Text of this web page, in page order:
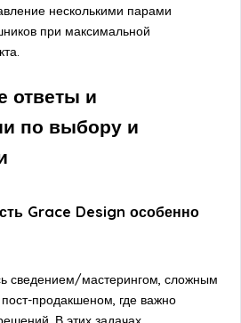
несколькими парами
при максимальной
ответы и
по выбору и
Grace Design особенно
сведением/мастерингом, сложным
продакшеном, где важно